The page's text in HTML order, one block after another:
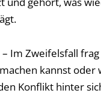
– Im Zweifelsfall
kannst oder
Konflikt hinter